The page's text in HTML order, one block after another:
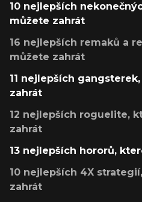
10 nejlepších
můžete zahrát
16 nejlepších remaků a
můžete zahrát
11 nejlepších
zahrát
12 nejlepších roguelite,
zahrát
13 nejlepších hororů,
10 nejlepších 4X
zahrát